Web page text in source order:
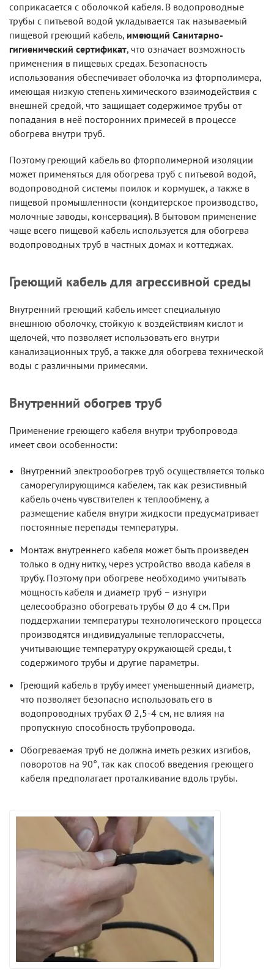
соприкасается с оболочкой кабеля. В водопроводные
трубы с питьевой водой укладывается так называемый
пищевой греющий кабель, имеющий Санитарно-
гигиенический сертификат, что означает возможность
применения в пищевых средах. Безопасность
использования обеспечивает оболочка из фторполимера,
имеющая низкую степень химического взаимодействия с
внешней средой, что защищает содержимое трубы от
попадания в неё посторонних примесей в процессе
обогрева внутри труб.
Поэтому греющий кабель во фторполимерной изоляции
может применяться для обогрева труб с питьевой водой,
водопроводной системы поилок и кормушек, а также в
пищевой промышленности (кондитерское производство,
молочные заводы, консервация). В бытовом применение
чаще всего пищевой кабель используется для обогрева
водопроводных труб в частных домах и коттеджах.
Греющий кабель для агрессивной среды
Внутренний греющий кабель имеет специальную
внешнюю оболочку, стойкую к воздействиям кислот и
щелочей, что позволяет использовать его внутри
канализационных труб, а также для обогрева технической
воды с различными примесями.
Внутренний обогрев труб
Применение греющего кабеля внутри трубопровода
имеет свои особенности:
Внутренний электрообогрев труб осуществляется только
саморегулирующимся кабелем, так как резистивный
кабель очень чувствителен к теплообмену, а
размещение кабеля внутри жидкости предусматривает
постоянные перепады температуры.
Монтаж внутреннего кабеля может быть произведен
только в одну нитку, через устройство ввода кабеля в
трубу. Поэтому при обогреве необходимо учитывать
мощность кабеля и диаметр труб – изнутри
целесообразно обогревать трубы Ø до 4 см. При
поддержании температуры технологического процесса
производятся индивидуальные теплорассчеты,
учитывающие температуру окружающей среды, t
содержимого трубы и другие параметры.
Греющий кабель в трубу имеет уменьшенный диаметр,
что позволяет безопасно использовать его в
водопроводных трубах Ø 2,5-4 см, не влияя на
пропускную способность трубопровода.
Обогреваемая труб не должна иметь резких изгибов,
поворотов на 90°, так как способ введения греющего
кабеля предполагает проталкивание вдоль трубы.